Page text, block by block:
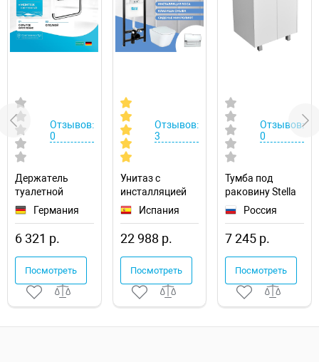
Отзывов:
0
Держатель
туалетной
бумаги
Hansgrohe
AddStoris
41772000 с
полкой
Германия
6 321 р.
Посмотреть
Отзывов:
3
Унитаз с
инсталляцией
Roca The Gap
Испания
22 988 р.
Посмотреть
Отзывов:
0
Тумба под
раковину Stella
Polar Фаворита
Россия
7 245 р.
Посмотреть